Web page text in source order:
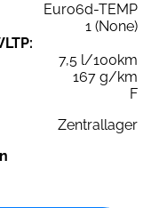
Euro6d-TEMP
1 (None)
7,5 l/100km
167 g/km
F
Zentrallager